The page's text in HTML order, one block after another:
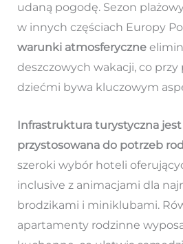
udaną pogodę. Sezon
w innych częściach Europy
warunki atmosferyczne
deszczowych wakacji, co
dziećmi bywa kluczowym
Infrastruktura turystyczna jest
przystosowana do potrzeb
szeroki wybór hoteli
inclusive z animacjami dla
brodzikami i miniklubami.
apartamenty rodzinne